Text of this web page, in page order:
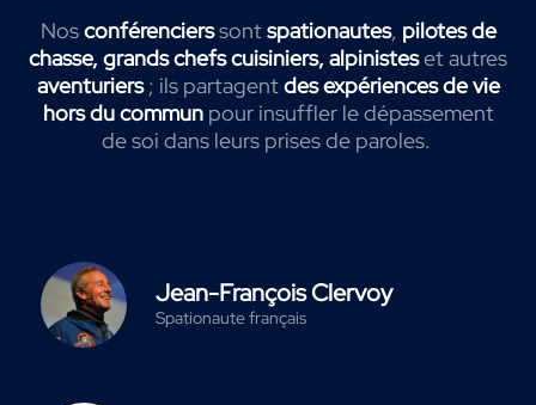
Nosconférencierssontspationautes, pilotes de
chasse, grands chefs cuisiniers, alpinisteset autres
aventuriers; ils partagentdes expériences de vie
hors du communpour insuffler le dépassement
de soi dans leurs prises de paroles.
Jean-François Clervoy
Spationaute français